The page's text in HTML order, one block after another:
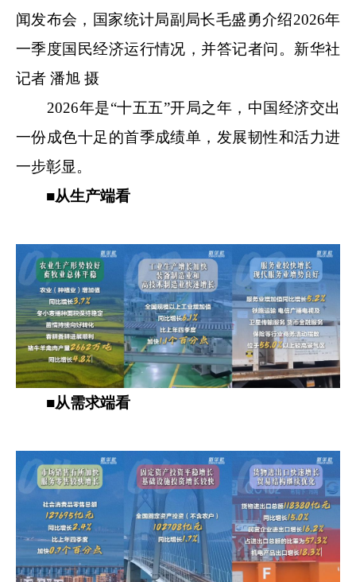
闻发布会，国家统计局副局长毛盛勇介绍2026年
一季度国民经济运行情况，并答记者问。新华社
记者 潘旭 摄
2026年是“十五五”开局之年，中国经济交出
一份成色十足的首季成绩单，发展韧性和活力进
一步彰显。
■从生产端看
■从需求端看